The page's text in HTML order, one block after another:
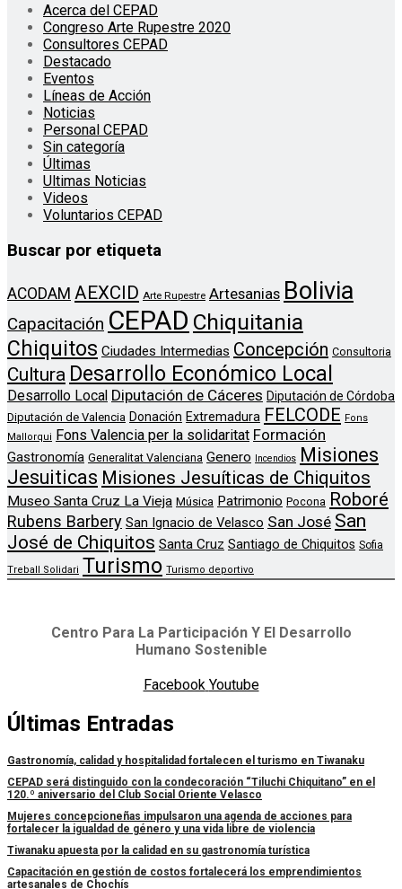
Acerca del CEPAD
Congreso Arte Rupestre 2020
Consultores CEPAD
Destacado
Eventos
Líneas de Acción
Noticias
Personal CEPAD
Sin categoría
Últimas
Ultimas Noticias
Videos
Voluntarios CEPAD
Buscar por etiqueta
ACODAM AEXCID Arte Rupestre Artesanias Bolivia
Capacitación CEPAD Chiquitania
Chiquitos Ciudades Intermedias Concepción Consultoria
Cultura Desarrollo Económico Local
Desarrollo Local Diputación de Cáceres Diputación de Córdoba
Diputación de Valencia Donación Extremadura FELCODE Fons
Mallorqui
Fons Valencia per la solidaritat Formación
Gastronomía Generalitat Valenciana Genero Incendios
Misiones
Jesuiticas Misiones Jesuíticas de Chiquitos
Museo Santa Cruz La Vieja Música Patrimonio Pocona Roboré
Rubens Barbery San Ignacio de Velasco San José San
José de Chiquitos Santa Cruz Santiago de Chiquitos Sofia
Treball Solidari Turismo Turismo deportivo
Centro Para La Participación Y El Desarrollo
Humano Sostenible
Facebook Youtube
Últimas Entradas
Gastronomía, calidad y hospitalidad fortalecen el turismo en Tiwanaku
CEPAD será distinguido con la condecoración “Tiluchi Chiquitano” en el
120.º aniversario del Club Social Oriente Velasco
Mujeres concepcioneñas impulsaron una agenda de acciones para
fortalecer la igualdad de género y una vida libre de violencia
Tiwanaku apuesta por la calidad en su gastronomía turística
Capacitación en gestión de costos fortalecerá los emprendimientos
artesanales de Chochís